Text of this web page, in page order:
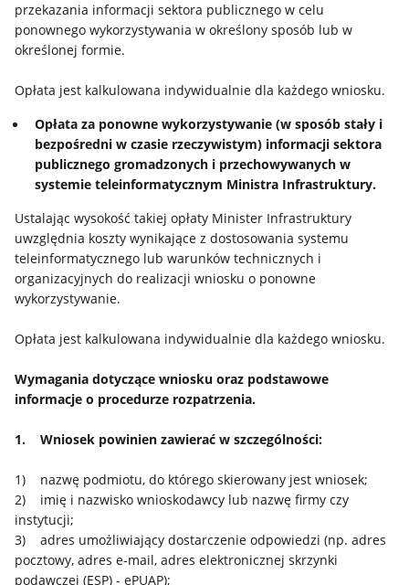
przekazania informacji sektora publicznego w celu
ponownego wykorzystywania w określony sposób lub w
określonej formie.
Opłata jest kalkulowana indywidualnie dla każdego wniosku.
Opłata za ponowne wykorzystywanie (w sposób stały i
bezpośredni w czasie rzeczywistym) informacji sektora
publicznego gromadzonych i przechowywanych w
systemie teleinformatycznym Ministra Infrastruktury.
Ustalając wysokość takiej opłaty Minister Infrastruktury
uwzględnia koszty wynikające z dostosowania systemu
teleinformatycznego lub warunków technicznych i
organizacyjnych do realizacji wniosku o ponowne
wykorzystywanie.
Opłata jest kalkulowana indywidualnie dla każdego wniosku.
Wymagania dotyczące wniosku oraz podstawowe
informacje o procedurze rozpatrzenia.
1. Wniosek powinien zawierać w szczególności:
1) nazwę podmiotu, do którego skierowany jest wniosek;
2) imię i nazwisko wnioskodawcy lub nazwę firmy czy
instytucji;
3) adres umożliwiający dostarczenie odpowiedzi (np. adres
pocztowy, adres e-mail, adres elektronicznej skrzynki
podawczej (ESP) - ePUAP);